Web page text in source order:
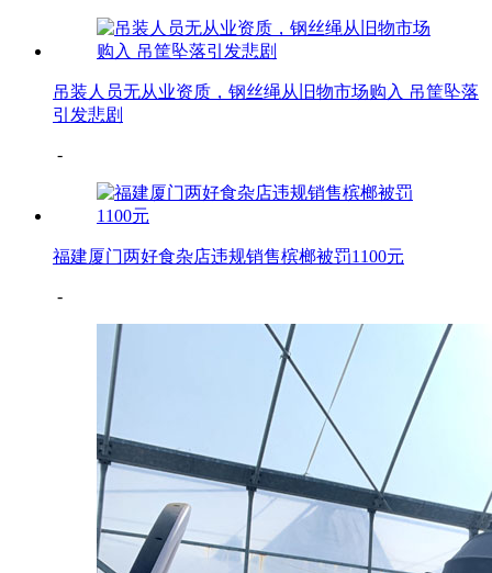
吊装人员无从业资质，钢丝绳从旧物市场购入 吊筐坠落
引发悲剧
-
福建厦门两好食杂店违规销售槟榔被罚1100元
-